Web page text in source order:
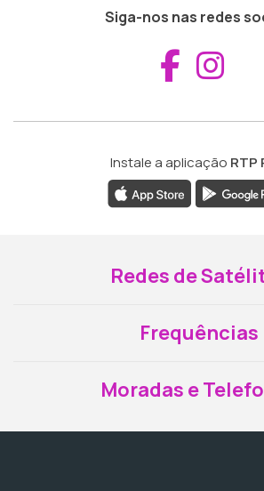
Siga-nos nas redes
Instale a aplicação RTP
Redes de
Frequências
Moradas e